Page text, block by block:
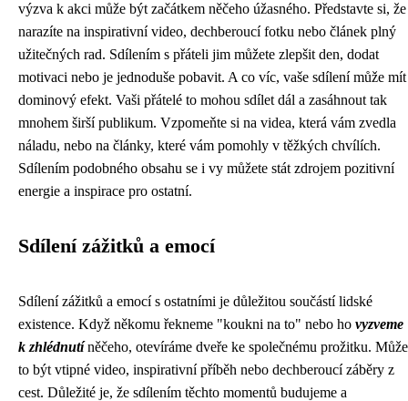
výzva k akci může být začátkem něčeho úžasného. Představte si, že
narazíte na inspirativní video, dechberoucí fotku nebo článek plný
užitečných rad. Sdílením s přáteli jim můžete zlepšit den, dodat
motivaci nebo je jednoduše pobavit. A co víc, vaše sdílení může mít
dominový efekt. Vaši přátelé to mohou sdílet dál a zasáhnout tak
mnohem širší publikum. Vzpomeňte si na videa, která vám zvedla
náladu, nebo na články, které vám pomohly v těžkých chvílích.
Sdílením podobného obsahu se i vy můžete stát zdrojem pozitivní
energie a inspirace pro ostatní.
Sdílení zážitků a emocí
Sdílení zážitků a emocí s ostatními je důležitou součástí lidské
existence. Když někomu řekneme "koukni na to" nebo ho vyzveme
k zhlédnutíněčeho, otevíráme dveře ke společnému prožitku. Může
to být vtipné video, inspirativní příběh nebo dechberoucí záběry z
cest. Důležité je, že sdílením těchto momentů budujeme a